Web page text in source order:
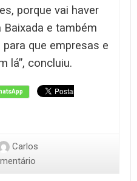
porque vai haver
e também
que empresas e
lá”, concluiu.
Carlos